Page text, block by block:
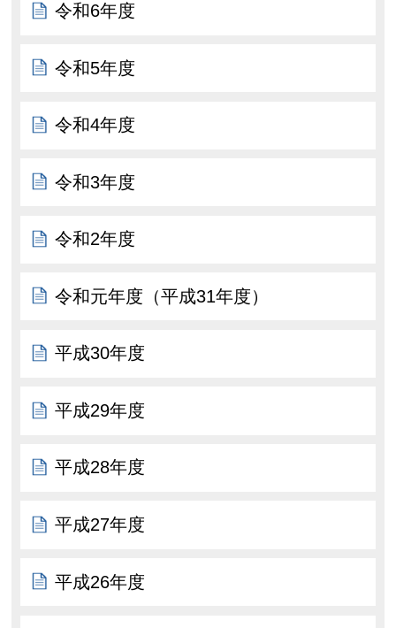
令和6年度
令和5年度
令和4年度
令和3年度
令和2年度
令和元年度（平成31年度）
平成30年度
平成29年度
平成28年度
平成27年度
平成26年度